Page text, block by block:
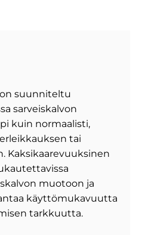
suunniteltu
sarveiskalvon
kuin normaalisti,
tai
Kaksikaarevuuksinen
muotoon ja
käyttömukavuutta
tarkkuutta.